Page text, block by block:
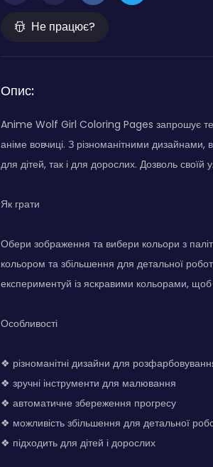
Не працює?
Опис:
Anime Wolf Girl Coloring Pages запрошує
аніме вовчиці. З різноманітними дизайнами,
для дітей, так і для дорослих. Дозволь
Як грати
Обери зображення та вибери кольори з
кольором та збільшення для детальної
експериментуй із яскравими кольорами,
Особливості
❖ різноманітні дизайни для
❖ зручні інструменти для малювання
❖ автоматичне збереження прогресу
❖ можливість збільшення для детальної
❖ підходить для дітей і дорослих